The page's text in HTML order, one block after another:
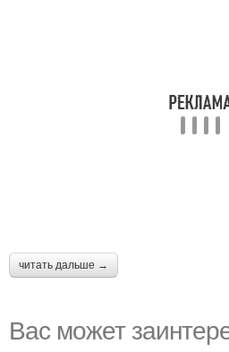
читать дальше →
Вас может